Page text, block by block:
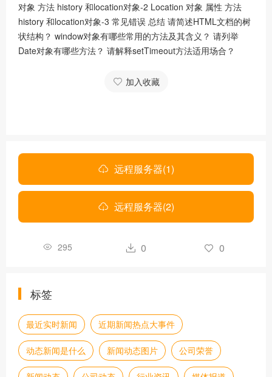
对象 方法 history 和location对象-2 Location 对象 属性 方法
history 和location对象-3 常见错误 总结 请简述HTML文档的树
状结构？ window对象有哪些常用的方法及其含义？ 请列举
Date对象有哪些方法？ 请解释setTimeout方法适用场合？
加入收藏
远程服务器(1)
远程服务器(2)
295 0 0
标签
最近实时新闻 近期新闻热点大事件
动态新闻是什么 新闻动态图片 公司荣誉